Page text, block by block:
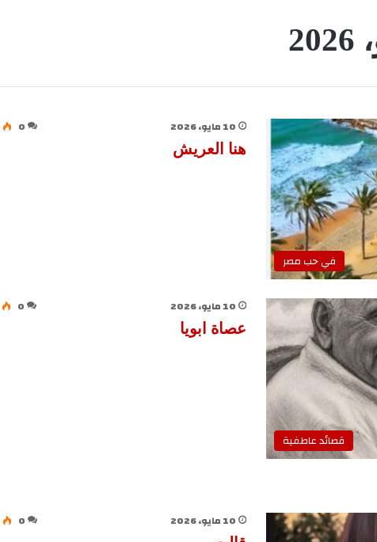
في حب مصر
10 مايو، 2026 0
هنا العريش
قصائد عاطفية
10 مايو، 2026 0
عصاة ابويا
10 مايو، 2026 0